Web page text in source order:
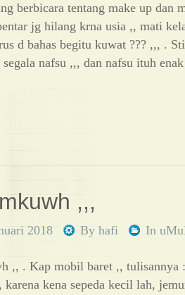
berbicara tentang make up dan
jg hilang krna usia ,, mati
d bahas begitu kuwat ??? ,,, .
segala nafsu ,,, dan nafsu ituh
,,,
2018 By hafi In
,, . Kap mobil baret ,,
karena kena sepeda kecil lah,